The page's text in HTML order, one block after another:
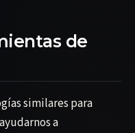
de
similares para
a